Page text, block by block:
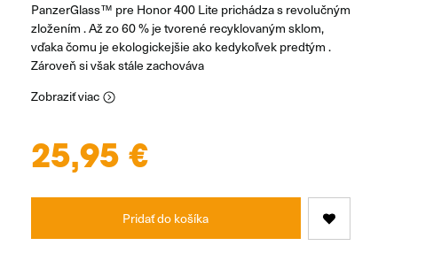
PanzerGlass™ pre Honor 400 Lite prichádza s revolučným
zložením . Až zo 60 % je tvorené recyklovaným sklom,
vďaka čomu je ekologickejšie ako kedykoľvek predtým .
Zároveň si však stále zachováva
Zobraziť viac
25,95 €
Pridať do košíka